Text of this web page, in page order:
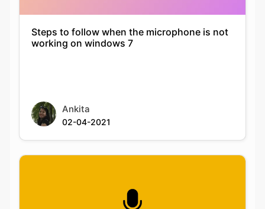
Steps to follow when the microphone is not
working on windows 7
Ankita
02-04-2021